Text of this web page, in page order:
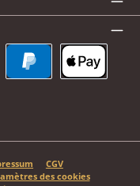
CGV
des cookies